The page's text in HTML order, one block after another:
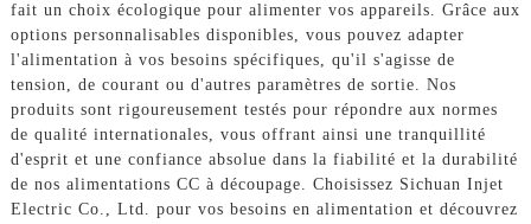
fait un choix écologique pour alimenter vos appareils. Grâce aux
options personnalisables disponibles, vous pouvez adapter
l'alimentation à vos besoins spécifiques, qu'il s'agisse de
tension, de courant ou d'autres paramètres de sortie. Nos
produits sont rigoureusement testés pour répondre aux normes
de qualité internationales, vous offrant ainsi une tranquillité
d'esprit et une confiance absolue dans la fiabilité et la durabilité
de nos alimentations CC à découpage. Choisissez Sichuan Injet
Electric Co., Ltd. pour vos besoins en alimentation et découvrez